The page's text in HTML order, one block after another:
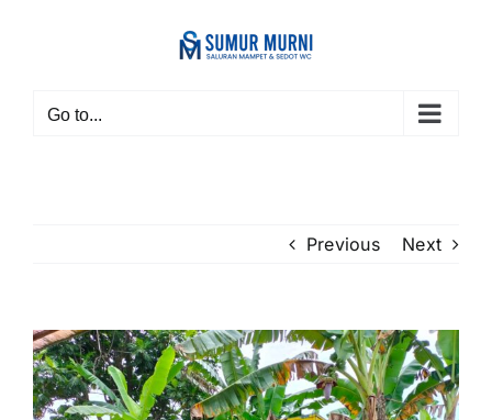
Go to...
Previous Next
View
Larger
Image